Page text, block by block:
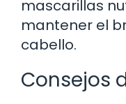
mascarillas
mantener el
cabello.
Consejos